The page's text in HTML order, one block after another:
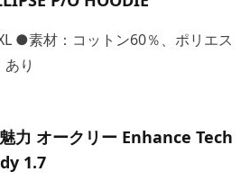
●素材：コットン60％、ポリエス
り
力 オークリー Enhance Tech
1.7